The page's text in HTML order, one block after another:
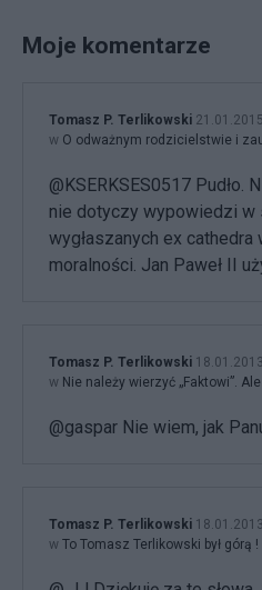
Moje komentarze
Tomasz P. Terlikowski
w O odważnym rodzicielstwie i
@KSERKSES0517 Pudło.
nie dotyczy wypowiedzi w
wygłaszanych ex cathedra
moralności. Jan Paweł II
Tomasz P. Terlikowski
w Nie należy wierzyć „Faktowi”.
@gaspar Nie wiem, jak
Tomasz P. Terlikowski
w To Tomasz Terlikowski był górą !